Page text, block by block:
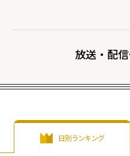
放送・配
日別ランキング